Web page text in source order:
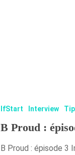
IfStart Interview
B Proud :
B Proud : épisode